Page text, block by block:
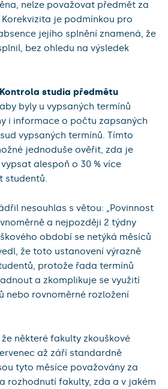
nelze považovat předmět za
je podmínkou pro
jejího splnění znamená, že
bez ohledu na výsledek
studia předmětu
byly u vypsaných termínů
i informace o počtu zapsaných
vypsaných termínů. Tímto
jednoduše ověřit, zda je
alespoň o 30 % více
studentů.
nesouhlas s větou: „Povinnost
a nejpozději 2 týdny
období se netýká měsíců
že toto ustanovení výrazně
protože řada termínů
a zkomplikuje se využití
nebo rovnoměrné rozložení
některé fakulty zkouškové
až září standardně
tyto měsíce považovány za
rozhodnutí fakulty, zda a v jakém